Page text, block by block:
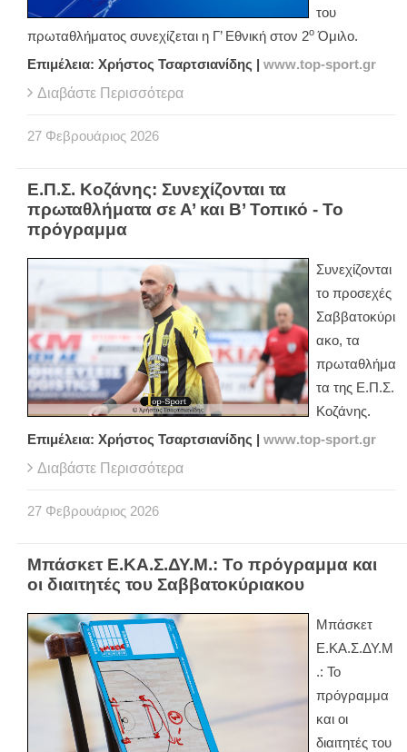
του
πρωταθλήματος συνεχίζεται η Γ’ Εθνική στον 2ο Όμιλο.
Επιμέλεια: Χρήστος Τσαρτσιανίδης | www.top-sport.gr
Διαβάστε Περισσότερα
27 Φεβρουάριος 2026
Ε.Π.Σ. Κοζάνης: Συνεχίζονται τα
πρωταθλήματα σε Α’ και Β’ Τοπικό - Το
πρόγραμμα
Συνεχίζονται
το προσεχές
Σαββατοκύρι
ακο, τα
πρωταθλήμα
τα της Ε.Π.Σ.
Κοζάνης.
Επιμέλεια: Χρήστος Τσαρτσιανίδης | www.top-sport.gr
Διαβάστε Περισσότερα
27 Φεβρουάριος 2026
Μπάσκετ Ε.ΚΑ.Σ.ΔΥ.Μ.: Το πρόγραμμα και
οι διαιτητές του Σαββατοκύριακου
Μπάσκετ
Ε.ΚΑ.Σ.ΔΥ.Μ
.: Το
πρόγραμμα
και οι
διαιτητές του